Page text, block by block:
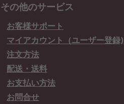
その他のサービス
お客様サポート
マイアカウント（ユーザー登録)
注文方法
配送・送料
お支払い方法
お問合せ